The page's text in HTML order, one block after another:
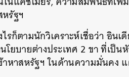
รัฐฯ
ไรก็ตามนักวิเคราะห์เชื่อว่า อิน
โยบายต่างประเทศ 2 ขา ที่เป็
าหาสหรัฐฯ ในด้านความมั่นคง
SHARE